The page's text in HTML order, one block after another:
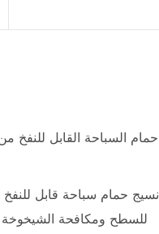
حمام السباحة القابل للنفخ
نسيج حمام سباحة قابل للنفخ
للسطح ومكافحة الشيخوخة